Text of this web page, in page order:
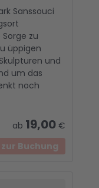
Sanssouci
zu
üppigen
und
um das
noch
ab 19,00€
Buchung